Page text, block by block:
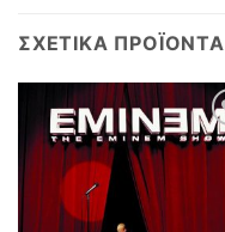
ΣΧΕΤΙΚΆ ΠΡΟΪΌΝΤΑ